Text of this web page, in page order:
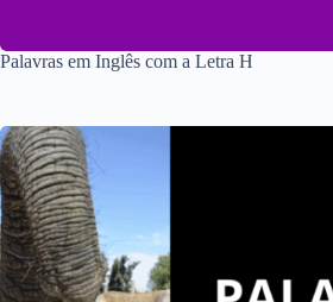
Palavras em Inglês com a Letra H